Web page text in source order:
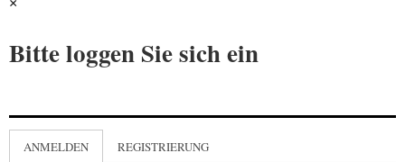
×
Bitte loggen Sie sich ein
ANMELDEN REGISTRIERUNG